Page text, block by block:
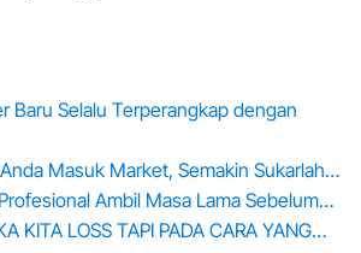
Baru Selalu Terperangkap dengan
Masuk Market, Semakin Sukarlah…
Ambil Masa Lama Sebelum…
KITA LOSS TAPI PADA CARA YANG…